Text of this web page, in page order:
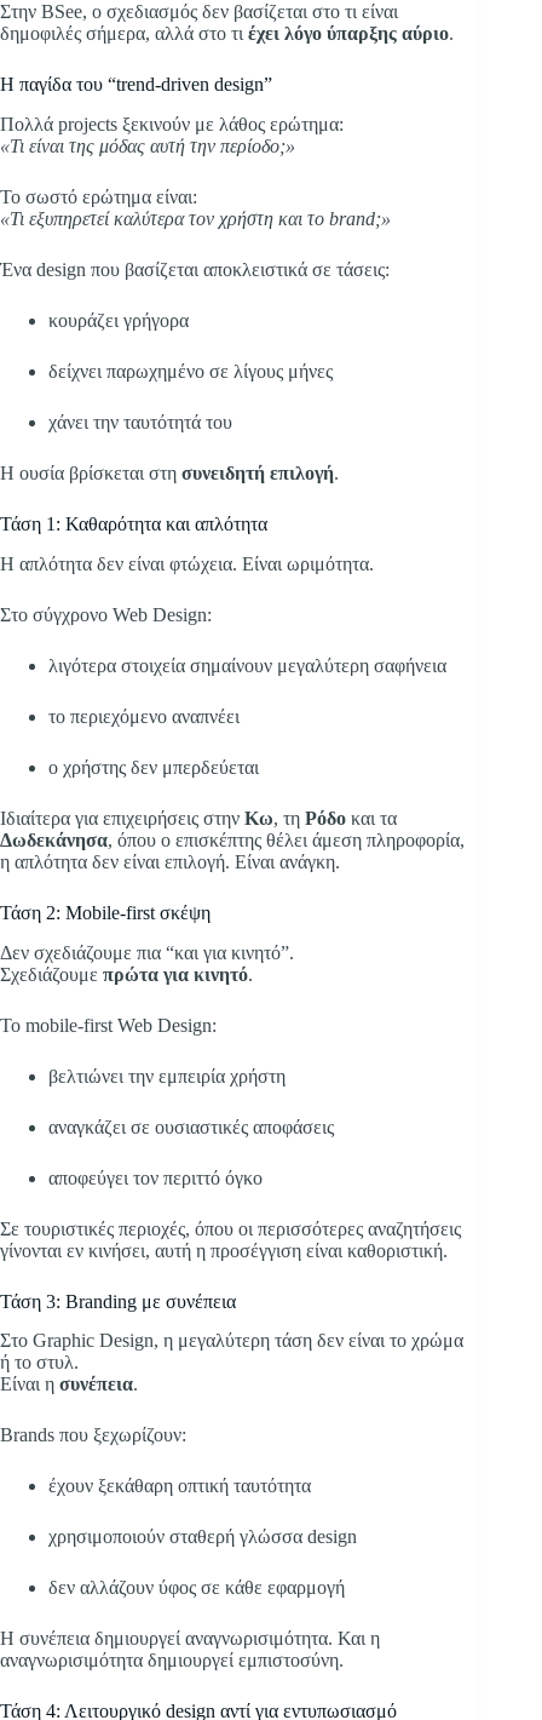
Στην BSee, ο σχεδιασμός δεν βασίζεται στο τι είναι
δημοφιλές σήμερα, αλλά στο τι έχει λόγο ύπαρξης αύριο.
Η παγίδα του “trend-driven design”
Πολλά projects ξεκινούν με λάθος ερώτημα:
«Τι είναι της μόδας αυτή την περίοδο;»
Το σωστό ερώτημα είναι:
«Τι εξυπηρετεί καλύτερα τον χρήστη και το brand;»
Ένα design που βασίζεται αποκλειστικά σε τάσεις:
κουράζει γρήγορα
δείχνει παρωχημένο σε λίγους μήνες
χάνει την ταυτότητά του
Η ουσία βρίσκεται στη συνειδητή επιλογή.
Τάση 1: Καθαρότητα και απλότητα
Η απλότητα δεν είναι φτώχεια. Είναι ωριμότητα.
Στο σύγχρονο Web Design:
λιγότερα στοιχεία σημαίνουν μεγαλύτερη σαφήνεια
το περιεχόμενο αναπνέει
ο χρήστης δεν μπερδεύεται
Ιδιαίτερα για επιχειρήσεις στην Κω, τη Ρόδο και τα
Δωδεκάνησα, όπου ο επισκέπτης θέλει άμεση πληροφορία,
η απλότητα δεν είναι επιλογή. Είναι ανάγκη.
Τάση 2: Mobile-first σκέψη
Δεν σχεδιάζουμε πια “και για κινητό”.
Σχεδιάζουμε πρώτα για κινητό.
Το mobile-first Web Design:
βελτιώνει την εμπειρία χρήστη
αναγκάζει σε ουσιαστικές αποφάσεις
αποφεύγει τον περιττό όγκο
Σε τουριστικές περιοχές, όπου οι περισσότερες αναζητήσεις
γίνονται εν κινήσει, αυτή η προσέγγιση είναι καθοριστική.
Τάση 3: Branding με συνέπεια
Στο Graphic Design, η μεγαλύτερη τάση δεν είναι το χρώμα
ή το στυλ.
Είναι η συνέπεια.
Brands που ξεχωρίζουν:
έχουν ξεκάθαρη οπτική ταυτότητα
χρησιμοποιούν σταθερή γλώσσα design
δεν αλλάζουν ύφος σε κάθε εφαρμογή
Η συνέπεια δημιουργεί αναγνωρισιμότητα. Και η
αναγνωρισιμότητα δημιουργεί εμπιστοσύνη.
Τάση 4: Λειτουργικό design αντί για εντυπωσιασμό